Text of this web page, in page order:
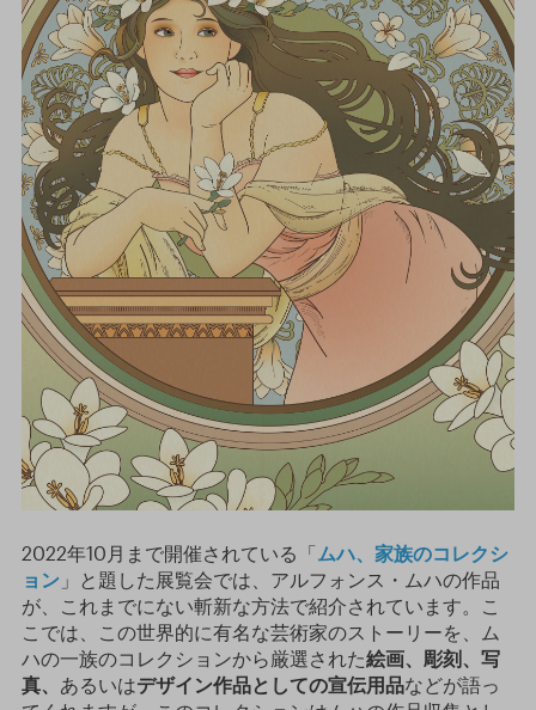
2022年10月まで開催されている「 ムハ、家族のコレクシ
ョン 」と題した展覧会では、アルフォンス・ムハの作品
が、これまでにない斬新な方法で紹介されています。こ
こでは、この世界的に有名な芸術家のストーリーを、ム
ハの一族のコレクションから厳選された絵画、彫刻、写
真、 あるいはデザイン作品としての宣伝用品などが語っ